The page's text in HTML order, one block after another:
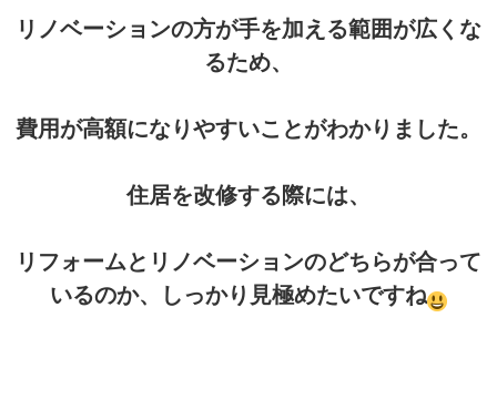
リノベーションの方が手を加える範囲が広くな
るため、
費用が高額になりやすいことがわかりました。
住居を改修する際には、
リフォームとリノベーションのどちらが合って
いるのか、しっかり見極めたいですね